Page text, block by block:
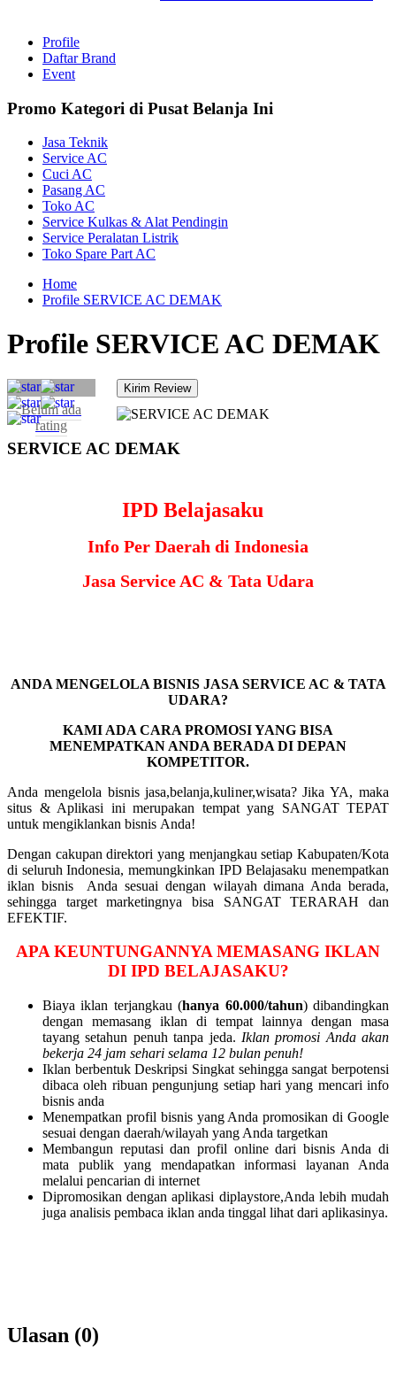
Profile
Daftar Brand
Event
Promo Kategori di Pusat Belanja Ini
Jasa Teknik
Service AC
Cuci AC
Pasang AC
Toko AC
Service Kulkas & Alat Pendingin
Service Peralatan Listrik
Toko Spare Part AC
Home
Profile SERVICE AC DEMAK
Profile SERVICE AC DEMAK
Belum ada
rating
SERVICE AC DEMAK
IPD Belajasaku
Info Per Daerah di Indonesia
Jasa Service AC & Tata Udara
ANDA MENGELOLA BISNIS JASA SERVICE AC & TATA
UDARA?
KAMI ADA CARA PROMOSI YANG BISA
MENEMPATKAN ANDA BERADA DI DEPAN
KOMPETITOR.
Anda mengelola bisnis jasa,belanja,kuliner,wisata? Jika YA, maka
situs & Aplikasi ini merupakan tempat yang SANGAT TEPAT
untuk mengiklankan bisnis Anda!
Dengan cakupan direktori yang menjangkau setiap Kabupaten/Kota
di seluruh Indonesia, memungkinkan IPD Belajasaku menempatkan
iklan bisnis Anda sesuai dengan wilayah dimana Anda berada,
sehingga target marketingnya bisa SANGAT TERARAH dan
EFEKTIF.
APA KEUNTUNGANNYA MEMASANG IKLAN
DI IPD BELAJASAKU?
Biaya iklan terjangkau (hanya 60.000/tahun) dibandingkan
dengan memasang iklan di tempat lainnya dengan masa
tayang setahun penuh tanpa jeda. Iklan promosi Anda akan
bekerja 24 jam sehari selama 12 bulan penuh!
Iklan berbentuk Deskripsi Singkat sehingga sangat berpotensi
dibaca oleh ribuan pengunjung setiap hari yang mencari info
bisnis anda
Menempatkan profil bisnis yang Anda promosikan di Google
sesuai dengan daerah/wilayah yang Anda targetkan
Membangun reputasi dan profil online dari bisnis Anda di
mata publik yang mendapatkan informasi layanan Anda
melalui pencarian di internet
Dipromosikan dengan aplikasi diplaystore,Anda lebih mudah
juga analisis pembaca iklan anda tinggal lihat dari aplikasinya.
Ulasan (0)